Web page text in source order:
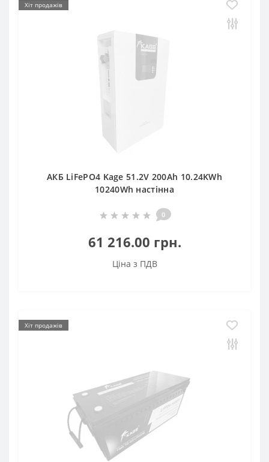
Хіт продажів
АКБ LiFePO4 Kage 51.2V 200Ah 10.24KWh
10240Wh настінна
0
61 216.00 грн.
Ціна з ПДВ
Хіт продажів